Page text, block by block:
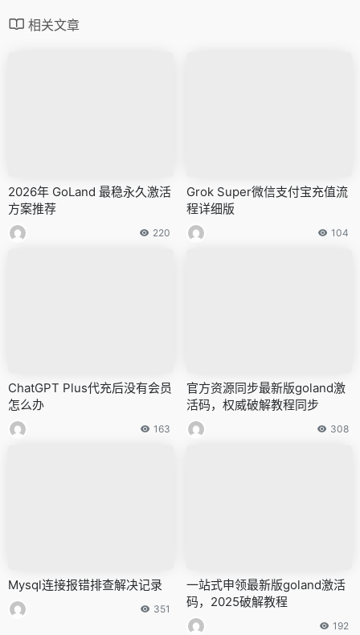
相关文章
2026年 GoLand 最稳永久激活
方案推荐
220
Grok Super微信支付宝充值流
程详细版
104
ChatGPT Plus代充后没有会员
怎么办
163
官方资源同步最新版goland激
活码，权威破解教程同步
308
Mysql连接报错排查解决记录
351
一站式申领最新版goland激活
码，2025破解教程
192